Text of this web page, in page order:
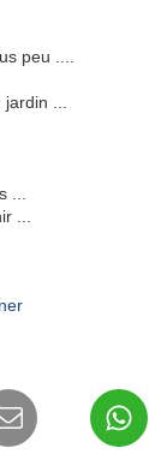
peu ....
...
...
...